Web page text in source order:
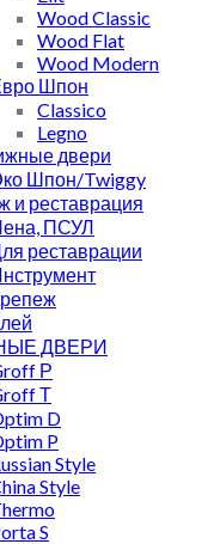
Wood Classic
Wood Flat
Wood Modern
Шпон
Classico
Legno
двери
Шпон/Twiggy
и реставрация
ПСУЛ
реставрации
ДВЕРИ
Р
Т
D
P
Style
Style
S